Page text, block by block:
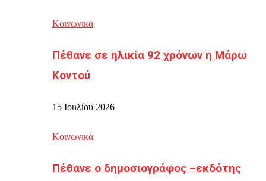
Κοινωνικά
Πέθανε σε ηλικία 92 χρόνων η Μάρω
Κοντού
15 Ιουλίου 2026
Κοινωνικά
Πέθανε ο δημοσιογράφος –εκδότης